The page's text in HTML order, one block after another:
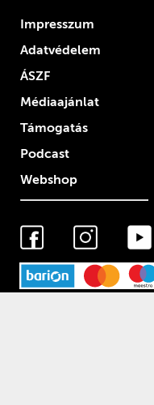
Impresszum
Adatvédelem
ÁSZF
Médiaajánlat
Támogatás
Podcast
Webshop